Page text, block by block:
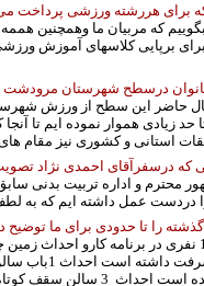
که برای هررشته ورزشی پرداخت
که مربیان ما وهمچنین
برپایی کلاسهای آموزش
درسطح شهرستان
حاضر این سطح از ورزش
استانی و کشوری نیز مقام
که درسفرآقای احمدی نژاد
محترم و اداره تربیت بدنی
داشته ایم که به لطف خداوند و
را تا حدودی برای ما توضیح
در5ماه گذشته احداث 1باب سالن 1200 نفری در
احداث است که